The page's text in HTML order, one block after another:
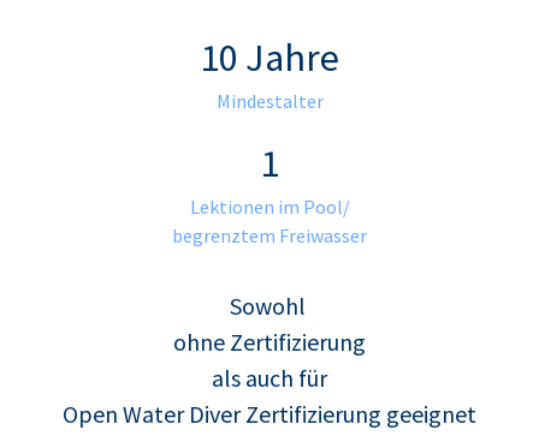
10 Jahre
Mindestalter
1
Lektionen im Pool/
begrenztem Freiwasser
Sowohl
ohne Zertifizierung
als auch für
Open Water Diver Zertifizierung geeignet